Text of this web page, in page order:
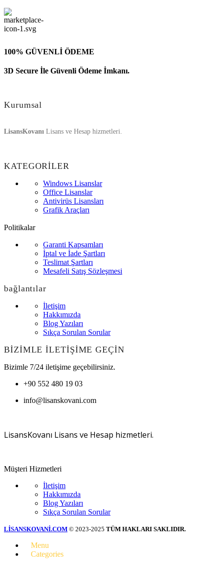
100% GÜVENLİ ÖDEME
3D Secure İle Güvenli Ödeme İmkanı.
Kurumsal
LisansKovanı Lisans ve Hesap hizmetleri.
KATEGORİLER
Windows Lisanslar
Office Lisanslar
Antivirüs Lisansları
Grafik Araçları
Politikalar
Garanti Kapsamları
İptal ve İade Şartları
Teslimat Şartları
Mesafeli Satış Sözleşmesi
bağlantılar
İletişim
Hakkımızda
Blog Yazıları
Sıkça Sorulan Sorular
BİZİMLE İLETİŞİME GEÇİN
Bizimle 7/24 iletişime geçebilirsiniz.
+90 552 480 19 03
info@lisanskovani.com
LisansKovanı Lisans ve Hesap hizmetleri.
Müşteri Hizmetleri
İletişim
Hakkımızda
Blog Yazıları
Sıkça Sorulan Sorular
LİSANSKOVANİ.COM © 2023-2025 TÜM HAKLARI SAKLIDIR.
Menu
Categories